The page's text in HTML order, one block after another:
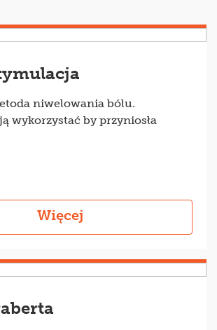
niwelowania bólu.
wykorzystać by przyniosła
Więcej